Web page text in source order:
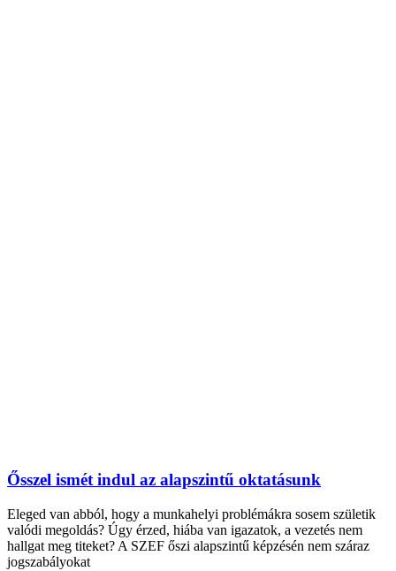
Ősszel ismét indul az alapszintű oktatásunk
Eleged van abból, hogy a munkahelyi problémákra sosem születik
valódi megoldás? Úgy érzed, hiába van igazatok, a vezetés nem
hallgat meg titeket? A SZEF őszi alapszintű képzésén nem száraz
jogszabályokat